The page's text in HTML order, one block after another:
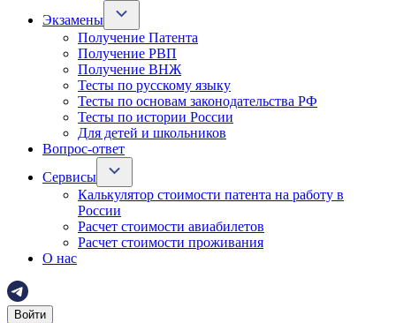
Экзамены
Получение Патента
Получение РВП
Получение ВНЖ
Тесты по русскому языку
Тесты по основам законодательства РФ
Тесты по истории России
Для детей и школьников
Вопрос-ответ
Сервисы
Калькулятор стоимости патента на работу в
России
Расчет стоимости авиабилетов
Расчет стоимости проживания
О нас
Войти